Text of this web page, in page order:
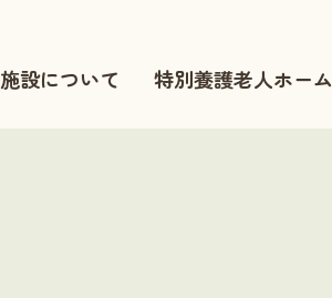
施設について
特別養護老人ホーム